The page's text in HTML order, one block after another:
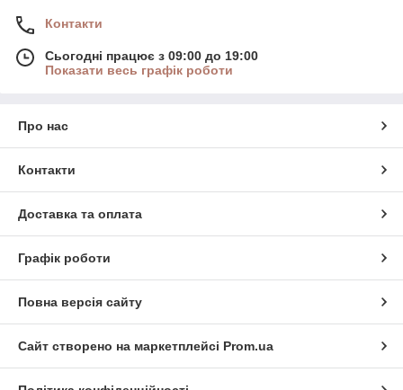
Контакти
Сьогодні працює з 09:00 до 19:00
Показати весь графік роботи
Про нас
Контакти
Доставка та оплата
Графік роботи
Повна версія сайту
Сайт створено на маркетплейсі Prom.ua